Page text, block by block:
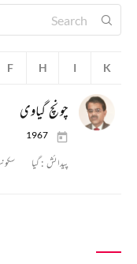
F H I K
چونچ گیاوی
1967
پیدائش :گیا